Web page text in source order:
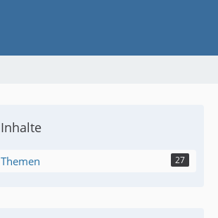
Inhalte
Themen 27